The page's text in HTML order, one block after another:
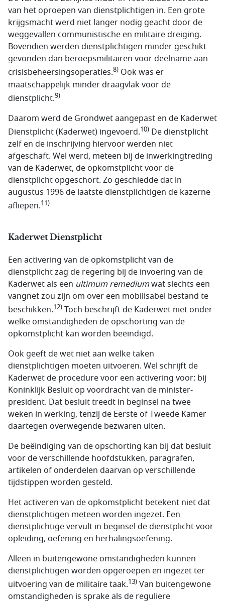
van het oproepen van dienstplichtigen in. Een grote
krijgsmacht werd niet langer nodig geacht door de
weggevallen communistische en militaire dreiging.
Bovendien werden dienstplichtigen minder geschikt
gevonden dan beroepsmilitairen voor deelname aan
crisisbeheersingsoperaties.8) Ook was er
maatschappelijk minder draagvlak voor de
dienstplicht.9)
Daarom werd de Grondwet aangepast en de Kaderwet
Dienstplicht (Kaderwet) ingevoerd.10) De dienstplicht
zelf en de inschrijving hiervoor werden niet
afgeschaft. Wel werd, meteen bij de inwerkingtreding
van de Kaderwet, de opkomstplicht voor de
dienstplicht opgeschort. Zo geschiedde dat in
augustus 1996 de laatste dienstplichtigen de kazerne
afliepen.11)
Kaderwet Dienstplicht
Een activering van de opkomstplicht van de
dienstplicht zag de regering bij de invoering van de
Kaderwet als een ultimum remediumwat slechts een
vangnet zou zijn om over een mobilisabel bestand te
beschikken.12) Toch beschrijft de Kaderwet niet onder
welke omstandigheden de opschorting van de
opkomstplicht kan worden beëindigd.
Ook geeft de wet niet aan welke taken
dienstplichtigen moeten uitvoeren. Wel schrijft de
Kaderwet de procedure voor een activering voor: bij
Koninklijk Besluit op voordracht van de minister-
president. Dat besluit treedt in beginsel na twee
weken in werking, tenzij de Eerste of Tweede Kamer
daartegen overwegende bezwaren uiten.
De beëindiging van de opschorting kan bij dat besluit
voor de verschillende hoofdstukken, paragrafen,
artikelen of onderdelen daarvan op verschillende
tijdstippen worden gesteld.
Het activeren van de opkomstplicht betekent niet dat
dienstplichtigen meteen worden ingezet. Een
dienstplichtige vervult in beginsel de dienstplicht voor
opleiding, oefening en herhalingsoefening.
Alleen in buitengewone omstandigheden kunnen
dienstplichtigen worden opgeroepen en ingezet ter
uitvoering van de militaire taak.13) Van buitengewone
omstandigheden is sprake als de reguliere